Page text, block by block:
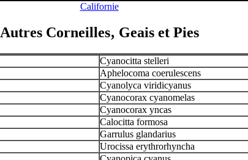
Californie
Autres Corneilles‚ Geais et Pies
Cyanocitta stelleri
Aphelocoma coerulescens
Cyanolyca viridicyanus
Cyanocorax cyanomelas
Cyanocorax yncas
Calocitta formosa
Garrulus glandarius
Urocissa erythrorhyncha